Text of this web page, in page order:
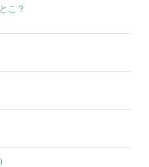
こ？